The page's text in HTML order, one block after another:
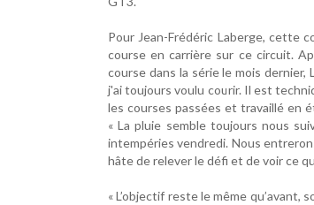
Pour Jean-Frédéric Laberge, cette
course en carrière sur ce circuit.
course dans la série le mois
j'ai toujours voulu courir. Il est
les courses passées et travaillé en
« La pluie semble toujours nous
intempéries vendredi. Nous
hâte de relever le défi et de voir ce
« L’objectif reste le même